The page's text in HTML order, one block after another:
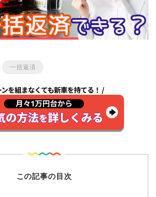
一括返済
この記事の目次